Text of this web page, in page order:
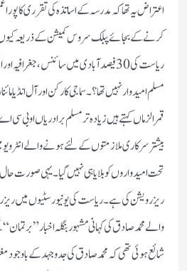
اعتراض یہ تھا کہ مدرسہ کے اساتذہ کی تقرری کا
کرنے کے بجائے پبلک سروس کمیشن کے ذریعہ کیوں
ریاست کی 30فیصد آبادی میں سائنس،
مسلم امیدوار نہیں تھا؟ ۔ سماجی کارکن اور آل
قمرالزماں کہتے ہیں زیادہ تر مسلم برادریاں اوبی
بیشتر سرکاری ملازمتوں کے لئے ہونے والے
تحت امیدواروں کو بلایا ہی نہیں گیا۔ یہی صورت حال
ریزرویشن کی ہے۔ ریاست کی یونیورسٹیوں میں
شائع ہوئی تھی کہ محمد صادق کی جدو جہد کے باوجود